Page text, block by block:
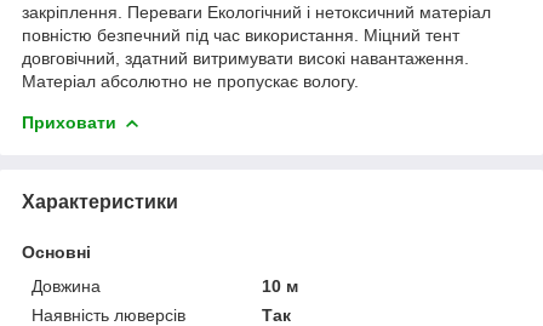
закріплення. Переваги Екологічний і нетоксичний матеріал
повністю безпечний під час використання. Міцний тент
довговічний, здатний витримувати високі навантаження.
Матеріал абсолютно не пропускає вологу.
Приховати
Характеристики
Основні
Довжина
10 м
Наявність люверсів
Так